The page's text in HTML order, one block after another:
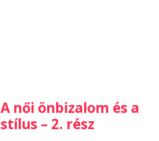
A női önbizalom és a
stílus – 2. rész